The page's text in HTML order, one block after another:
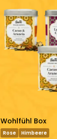
Wohlfühl Box
Rose
Himbeere